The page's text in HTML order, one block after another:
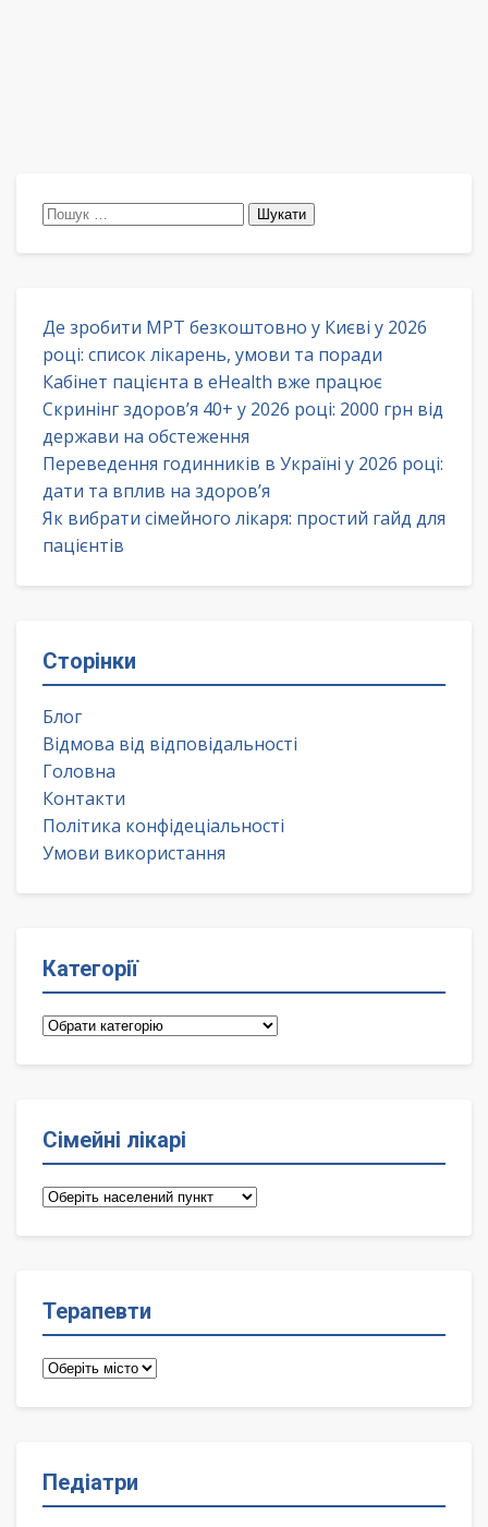
Пошук:
Де зробити МРТ безкоштовно у Києві у 2026
році: список лікарень, умови та поради
Кабінет пацієнта в eHealth вже працює
Скринінг здоров’я 40+ у 2026 році: 2000 грн від
держави на обстеження
Переведення годинників в Україні у 2026 році:
дати та вплив на здоров’я
Як вибрати сімейного лікаря: простий гайд для
пацієнтів
Сторінки
Блог
Відмова від відповідальності
Головна
Контакти
Політика конфідеціальності
Умови використання
Категорії
Категорії
Сімейні лікарі
Сімейні
Терапевти
Терапевти
Педіатри